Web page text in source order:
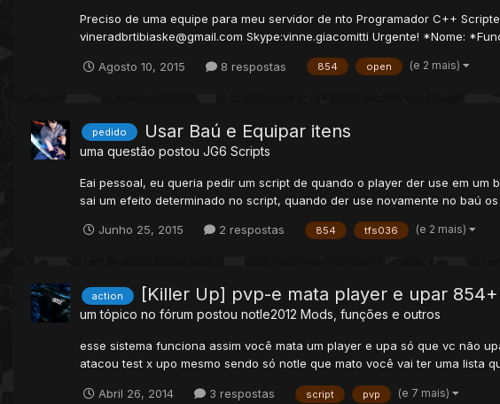
Preciso de uma equipe para meu servidor de nto Programador C++
vineradbrtibiaske@gmail.com Skype:vinne.giacomitti Urgente! *Nome:
Agosto 10, 2015 8 respostas 854 open (e 2 mais)
pedido Usar Baú e Equipar itens
uma questão postou JG6 Scripts
Eai pessoal, eu queria pedir um script de quando o player der use em
sai um efeito determinado no script, quando der use novamente no baú
Junho 25, 2015 2 respostas 854 tfs036 (e 2 mais)
action [Killer Up] pvp-e mata player e upar 854+
um tópico no fórum postou notle2012 Mods, funções e outros
esse sistema funciona assim você mata um player e upa só que vc não
atacou test x upo mesmo sendo só notle que mato você vai ter uma lista
Abril 26, 2014 3 respostas script pvp (e 7 mais)